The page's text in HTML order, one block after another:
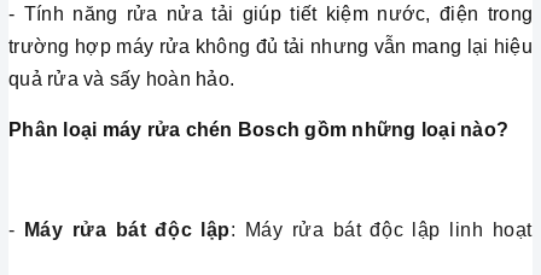
- Tính năng rửa nửa tải giúp tiết kiệm nước, điện trong
trường hợp máy rửa không đủ tải nhưng vẫn mang lại hiệu
quả rửa và sấy hoàn hảo.
Phân loại máy rửa chén Bosch gồm những loại nào?
- Máy rửa bát độc lập: Máy rửa bát độc lập linh hoạt